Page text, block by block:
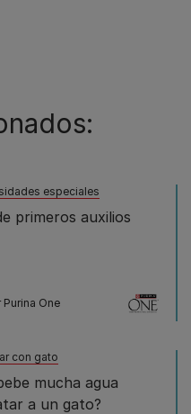
especiales
primeros auxilios
One
con gato
mucha agua
a un gato?